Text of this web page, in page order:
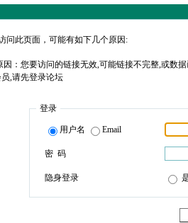
问此页面，可能有如下几个原因:
因：您要访问的链接无效,可能链接不完整,或数
,请先登录论坛
登录
用户名 Email
密 码
隐身登录